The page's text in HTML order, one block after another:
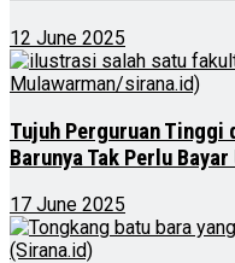
12 June 2025
Tujuh Perguruan
Barunya Tak Perlu Bayar
17 June 2025